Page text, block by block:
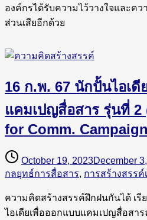
องค์กรได้รับความไว้วางใจและค
ส่วนเสียอีกด้วย
16 ก.พ. 67 นักปั้นไอเดี
แคมเปญสื่อสาร รุ่นที่ 2
for Comm.
October 19, 2023December
กลยุทธ์การสื่อสาร, การสร้างสรรค์
ความคิดสร้างสรรค์ฝึกฝนกันได้ เ
ไอเดียเพื่อออกแบบแคมเปญสื่อสา